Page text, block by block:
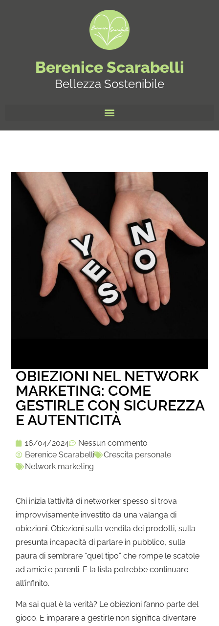
Berenice Scarabelli
Bellezza Sostenibile
OBIEZIONI NEL NETWORK
MARKETING: COME
GESTIRLE CON SICUREZZA
E AUTENTICITÀ
16/04/2024
Nessun commento
Berenice Scarabelli
Crescita personale
Network marketing
Chi inizia l’attività di networker spesso si trova
improvvisamente investito da una valanga di
obiezioni. Obiezioni sulla vendita dei prodotti, sulla
presunta incapacità di parlare in pubblico, sulla
paura di sembrare “quel tipo” che rompe le scatole
ad amici e parenti. E la lista potrebbe continuare
all’infinito.
Ma sai qual è la verità? Le obiezioni fanno parte del
gioco. E imparare a gestirle non significa diventare